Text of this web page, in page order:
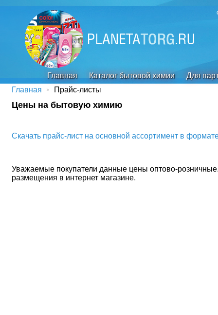
Главная Каталог бытовой химии
Для
Главная
Прайс-листы
Цены на бытовую химию
Скачать прайс-лист на основной ассортимент в
Уважаемые покупатели данные цены оптово-
размещения в интернет магазине.